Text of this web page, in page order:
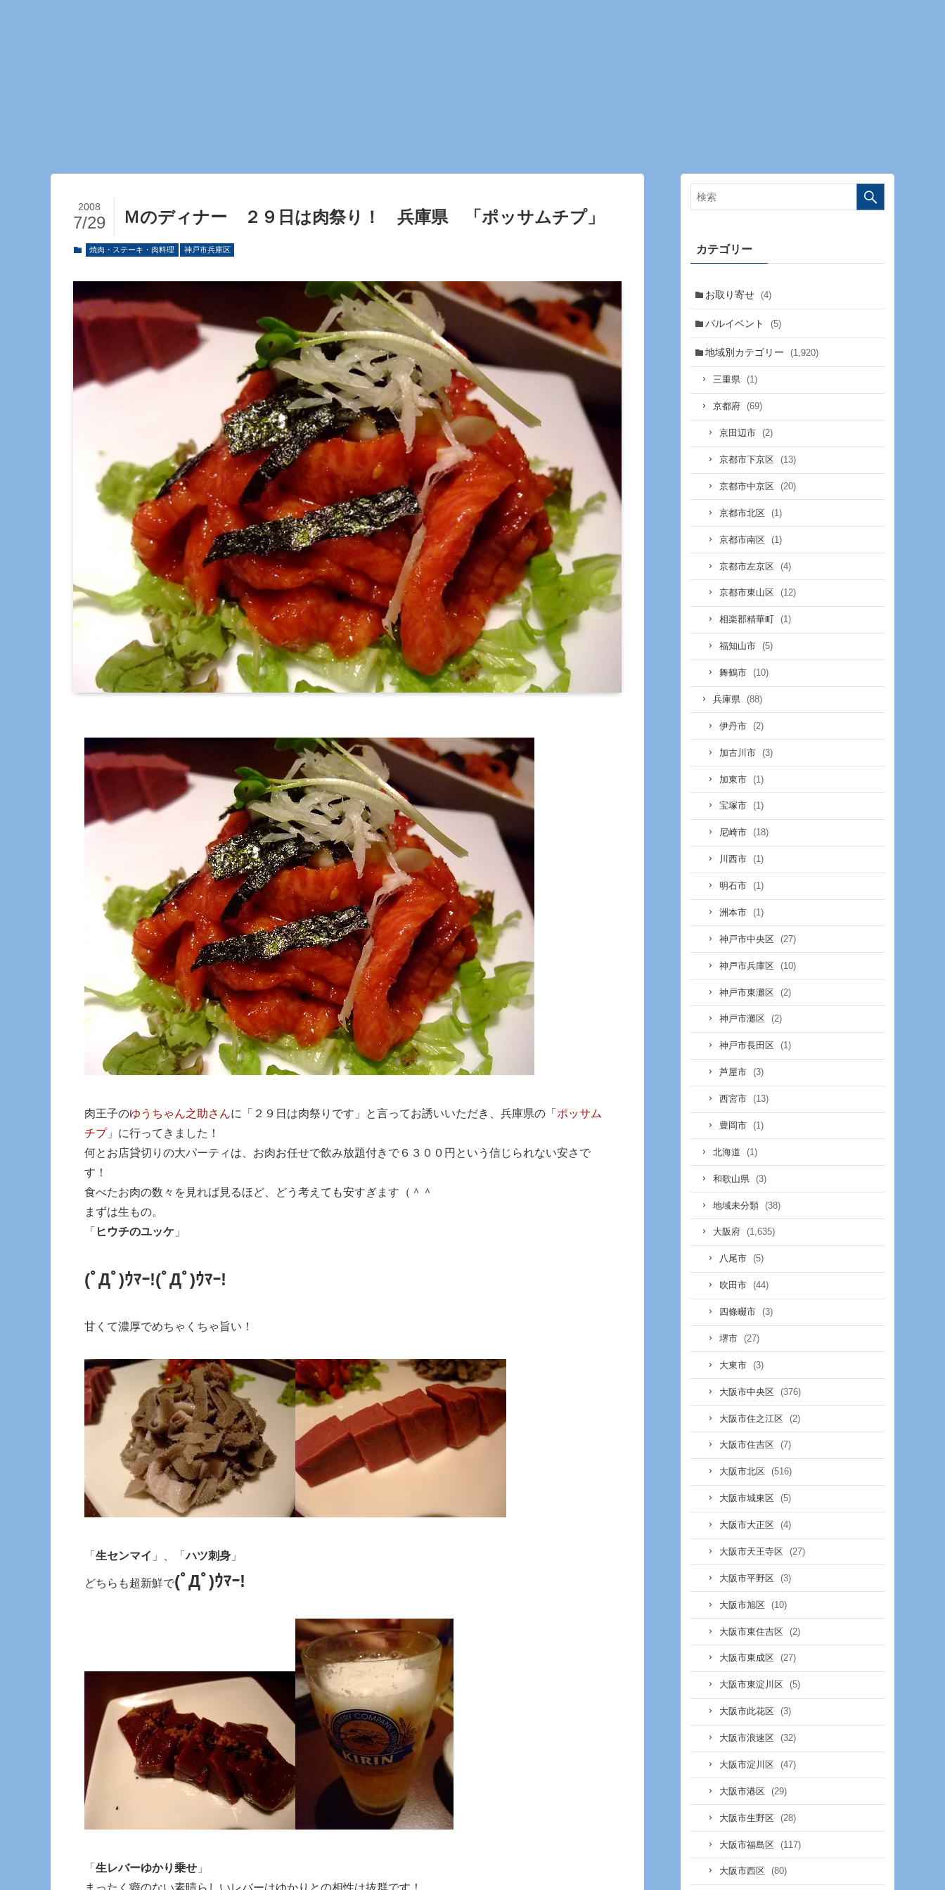
Ｍのディナー ２９日は肉祭り！ 兵庫県 「ポッサムチプ」
2008
7/29
焼肉・ステーキ・肉料理 神戸市兵庫区
肉王子のゆうちゃん之助さんに「２９日は肉祭りです」と言ってお誘いいただき、兵庫県の「 ポッサム
チプ」に行ってきました！
何とお店貸切りの大パーティは、お肉お任せで飲み放題付きで６３００円という信じられない安さで
す！
食べたお肉の数々を見れば見るほど、どう考えても安すぎます（＾＾
まずは生もの。
「 ヒウチのユッケ 」
(ﾟДﾟ)ｳﾏｰ!(ﾟДﾟ)ｳﾏｰ!
甘くて濃厚でめちゃくちゃ旨い！
「 生センマイ 」、「ハツ刺身 」
どちらも超新鮮で(ﾟДﾟ)ｳﾏｰ!
「 生レバーゆかり乗せ 」
まったく癖のない素晴らしいレバーはゆかりとの相性は抜群です！
カテゴリー
お取り寄せ (4)
バルイベント (5)
地域別カテゴリー (1,920)
三重県 (1)
京都府 (69)
京田辺市 (2)
京都市下京区 (13)
京都市中京区 (20)
京都市北区 (1)
京都市南区 (1)
京都市左京区 (4)
京都市東山区 (12)
相楽郡精華町 (1)
福知山市 (5)
舞鶴市 (10)
兵庫県 (88)
伊丹市 (2)
加古川市 (3)
加東市 (1)
宝塚市 (1)
尼崎市 (18)
川西市 (1)
明石市 (1)
洲本市 (1)
神戸市中央区 (27)
神戸市兵庫区 (10)
神戸市東灘区 (2)
神戸市灘区 (2)
神戸市長田区 (1)
芦屋市 (3)
西宮市 (13)
豊岡市 (1)
北海道 (1)
和歌山県 (3)
地域未分類 (38)
大阪府 (1,635)
八尾市 (5)
吹田市 (44)
四條畷市 (3)
堺市 (27)
大東市 (3)
大阪市中央区 (376)
大阪市住之江区 (2)
大阪市住吉区 (7)
大阪市北区 (516)
大阪市城東区 (5)
大阪市大正区 (4)
大阪市天王寺区 (27)
大阪市平野区 (3)
大阪市旭区 (10)
大阪市東住吉区 (2)
大阪市東成区 (27)
大阪市東淀川区 (5)
大阪市此花区 (3)
大阪市浪速区 (32)
大阪市淀川区 (47)
大阪市港区 (29)
大阪市生野区 (28)
大阪市福島区 (117)
大阪市西区 (80)